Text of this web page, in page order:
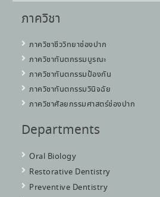
ภาควิชา
ภาควิชาชีววิทยาช่องปาก
ภาควิชาทันตกรรมบูรณะ
ภาควิชาทันตกรรมป้องกัน
ภาควิชาทันตกรรมวินิจฉัย
ภาควิชาศัลยกรรมศาสตร์ช่องปาก
Departments
Oral Biology
Restorative Dentistry
Preventive Dentistry